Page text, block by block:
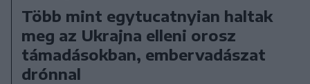
Több mint egytucatnyian haltak
meg az Ukrajna elleni orosz
támadásokban, embervadászat
drónnal